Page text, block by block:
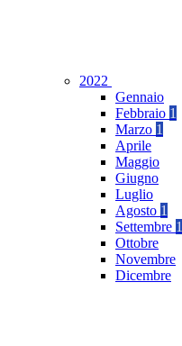
2022
Gennaio
Febbraio 1
Marzo 1
Aprile
Maggio
Giugno
Luglio
Agosto 1
Settembre 1
Ottobre
Novembre
Dicembre